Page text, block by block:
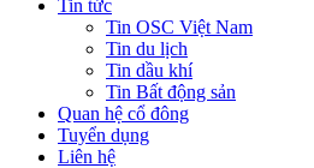
Tin tức
Tin OSC Việt Nam
Tin du lịch
Tin dầu khí
Tin Bất động sản
Quan hệ cổ đông
Tuyển dụng
Liên hệ